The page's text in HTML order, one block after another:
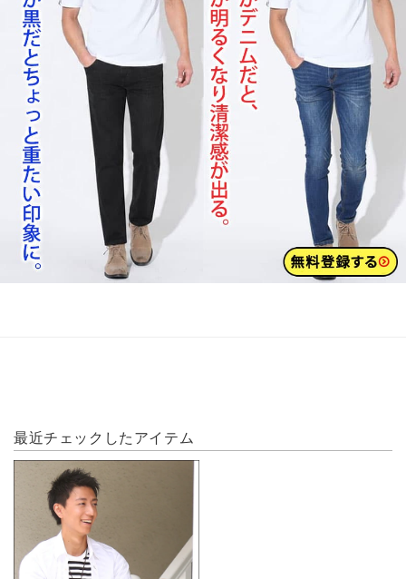
最近チェックしたアイテム